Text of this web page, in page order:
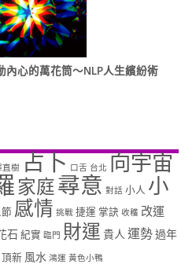
內心的萬花筒～NLP人生繽紛術
直樹 占卜 口舌 台北 向宇宙
家庭尋意 對話 小人 小
感情 挑戰 捷運 掌訣 收穫 改運
石 紀實 臨門 財運 貴人 運勢過年
頂新 風水 鴻運 黃色小鴨